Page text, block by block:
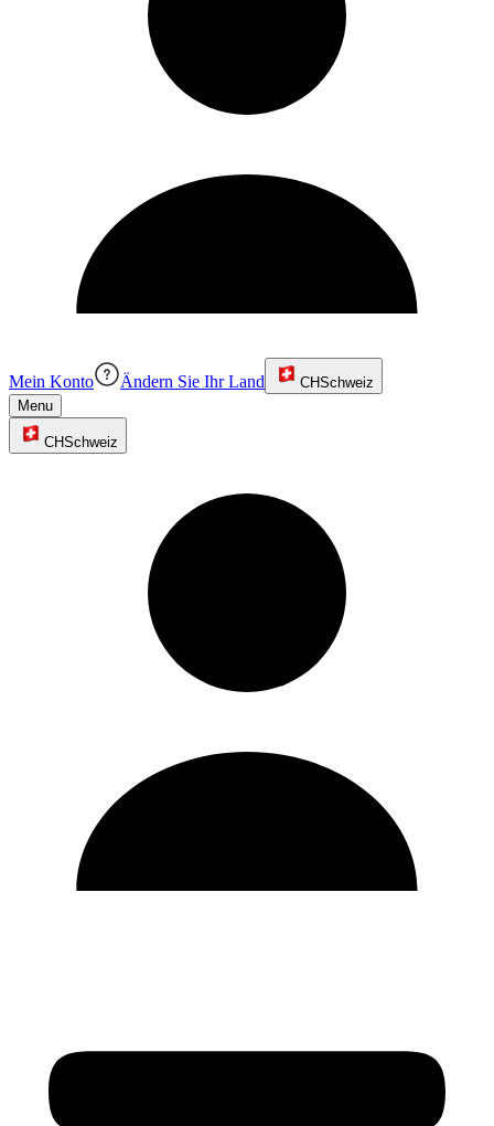
Mein Konto Ändern Sie Ihr Land CHSchweiz
Menu
CHSchweiz